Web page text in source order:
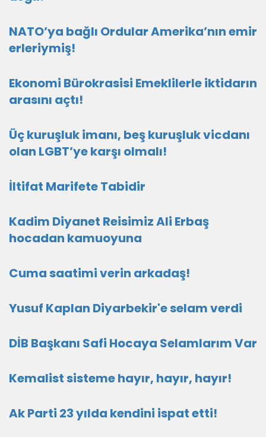
NATO’ya bağlı Ordular Amerika’nın emir
erleriymiş!
Ekonomi Bürokrasisi Emeklilerle iktidarın
arasını açtı!
Üç kuruşluk imanı, beş kuruşluk vicdanı
olan LGBT’ye karşı olmalı!
İltifat Marifete Tabidir
Kadim Diyanet Reisimiz Ali Erbaş
hocadan kamuoyuna
Cuma saatimi verin arkadaş!
Yusuf Kaplan Diyarbekir'e selam verdi
DİB Başkanı Safi Hocaya Selamlarım Var
Kemalist sisteme hayır, hayır, hayır!
Ak Parti 23 yılda kendini ispat etti!